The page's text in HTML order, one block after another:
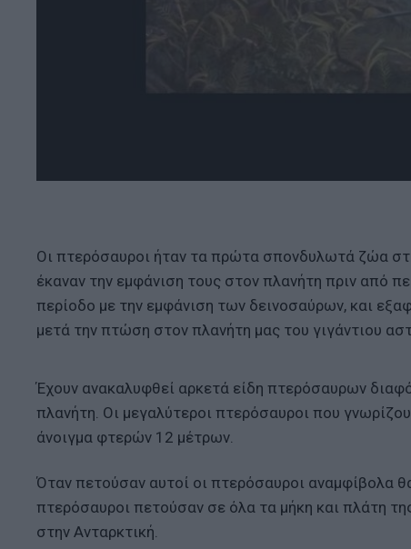
Οι πτερόσαυροι ήταν τα πρώτα σπονδυλωτά ζώα
έκαναν την εμφάνιση τους στον πλανήτη πριν από
περίοδο με την εμφάνιση των δεινοσαύρων, και
μετά την πτώση στον πλανήτη μας του γιγάντιου
Έχουν ανακαλυφθεί αρκετά είδη πτερόσαυρων
πλανήτη. Οι μεγαλύτεροι πτερόσαυροι που
άνοιγμα φτερών 12 μέτρων.
Όταν πετούσαν αυτοί οι πτερόσαυροι αναμφίβολα
πτερόσαυροι πετούσαν σε όλα τα μήκη και πλάτη
στην Ανταρκτική.